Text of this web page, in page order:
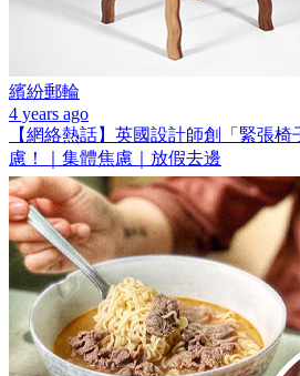
繽紛郵輪
4 years ago
【網絡熱話】英國設計師創「緊張
慮！｜集體焦慮｜放假去邊